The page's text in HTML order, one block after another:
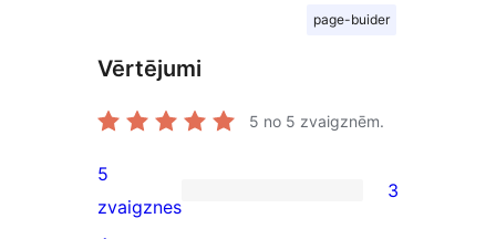
page-buider
Vērtējumi
5 no 5 zvaigznēm.
3
5
zvaigznes
3